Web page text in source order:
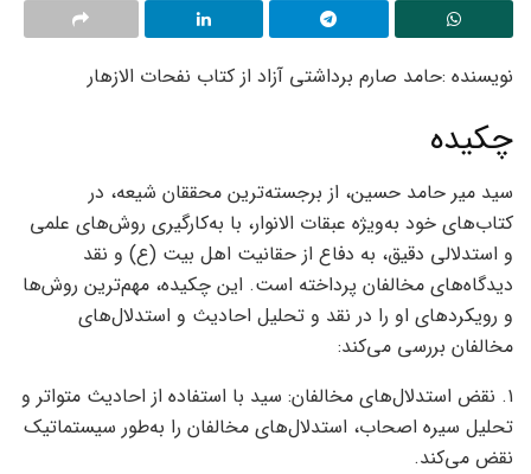
نویسنده :حامد صارم برداشتی آزاد از کتاب نفحات الازهار
چکیده
سید میر حامد حسین، از برجسته‌ترین محققان شیعه، در
کتاب‌های خود به‌ویژه عبقات الانوار، با به‌کارگیری روش‌های علمی
و استدلالی دقیق، به دفاع از حقانیت اهل بیت (ع) و نقد
دیدگاه‌های مخالفان پرداخته است. این چکیده، مهم‌ترین روش‌ها
و رویکردهای او را در نقد و تحلیل احادیث و استدلال‌های
مخالفان بررسی می‌کند:
۱. نقض استدلال‌های مخالفان: سید با استفاده از احادیث متواتر و
تحلیل سیره اصحاب، استدلال‌های مخالفان را به‌طور سیستماتیک
نقض می‌کند.